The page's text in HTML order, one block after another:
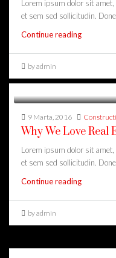
Lorem ipsum dolor sit
et sem sed sollicitudin.
Continue reading
by admin
9 Marta, 2016
Why We Love Real
Lorem ipsum dolor sit
et sem sed sollicitudin.
Continue reading
by admin